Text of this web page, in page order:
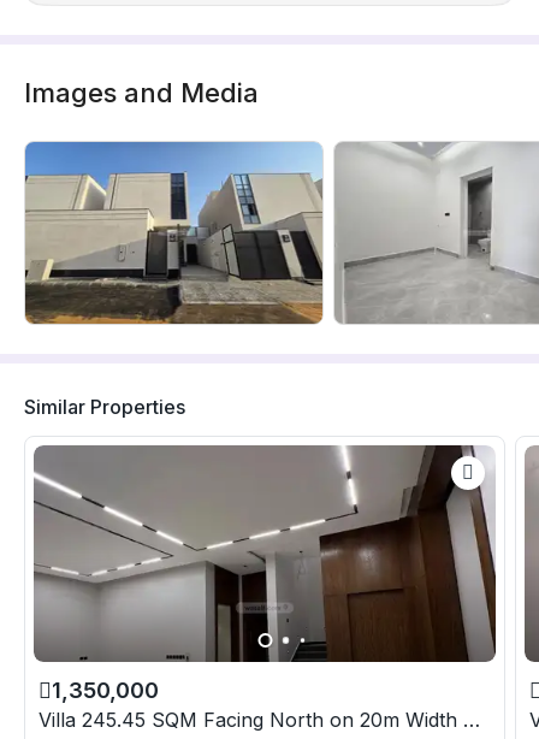
Images and Media
Similar Properties
1,350,000
Villa 245.45 SQM Facing North on 20m Width Street